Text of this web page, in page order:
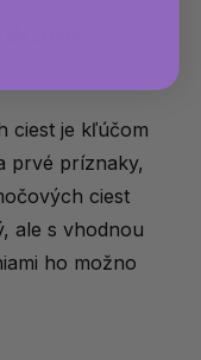
ciest je kľúčom
prvé príznaky,
ciest
ale s vhodnou
ho možno